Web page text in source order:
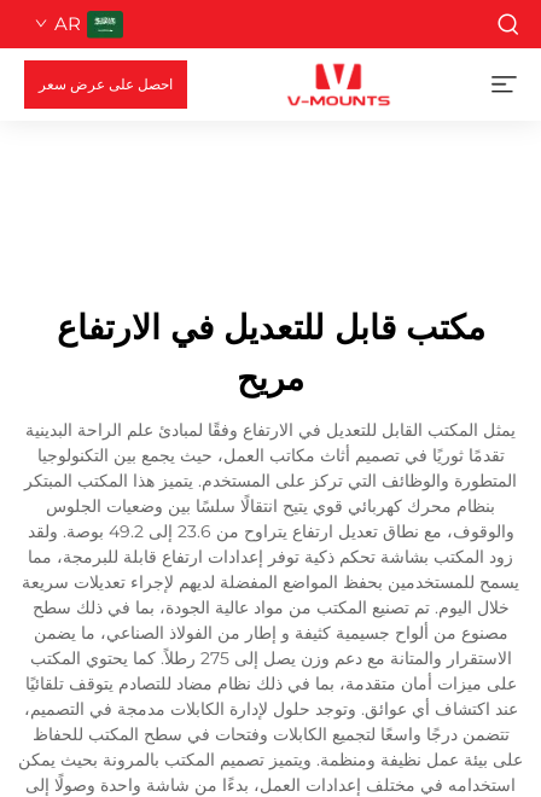
AR
احصل على عرض سعر
مكتب قابل للتعديل في الارتفاع
مريح
يمثل المكتب القابل للتعديل في الارتفاع وفقًا لمبادئ علم الراحة البدينية
تقدمًا ثوريًا في تصميم أثاث مكاتب العمل، حيث يجمع بين التكنولوجيا
المتطورة والوظائف التي تركز على المستخدم. يتميز هذا المكتب المبتكر
بنظام محرك كهربائي قوي يتيح انتقالًا سلسًا بين وضعيات الجلوس
والوقوف، مع نطاق تعديل ارتفاع يتراوح من 23.6 إلى 49.2 بوصة. ولقد
زود المكتب بشاشة تحكم ذكية توفر إعدادات ارتفاع قابلة للبرمجة، مما
يسمح للمستخدمين بحفظ المواضع المفضلة لديهم لإجراء تعديلات سريعة
خلال اليوم. تم تصنيع المكتب من مواد عالية الجودة، بما في ذلك سطح
مصنوع من ألواح جسيمية كثيفة و إطار من الفولاذ الصناعي، ما يضمن
الاستقرار والمتانة مع دعم وزن يصل إلى 275 رطلاً. كما يحتوي المكتب
على ميزات أمان متقدمة، بما في ذلك نظام مضاد للتصادم يتوقف تلقائيًا
عند اكتشاف أي عوائق. وتوجد حلول لإدارة الكابلات مدمجة في التصميم،
تتضمن درجًا واسعًا لتجميع الكابلات وفتحات في سطح المكتب للحفاظ
على بيئة عمل نظيفة ومنظمة. ويتميز تصميم المكتب بالمرونة بحيث يمكن
استخدامه في مختلف إعدادات العمل، بدءًا من شاشة واحدة وصولًا إلى